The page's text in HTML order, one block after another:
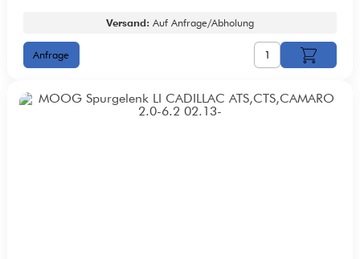
Versand: Auf Anfrage/Abholung